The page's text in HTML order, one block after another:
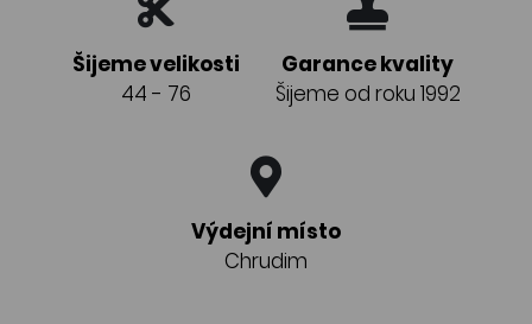
Šijeme velikosti
44 - 76
Garance kvality
Šijeme od roku 1992
Výdejní místo
Chrudim